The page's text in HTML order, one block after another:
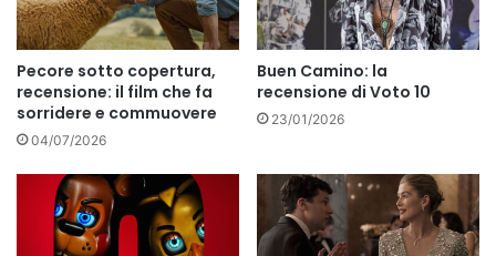
Pecore sotto copertura,
recensione: il film che fa
sorridere e commuovere
04/07/2026
Buen Camino: la
recensione di Voto 10
23/01/2026